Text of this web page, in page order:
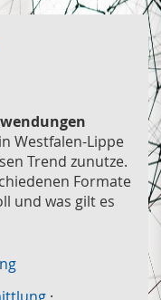
Westfalen-Lippe
Trend zunutze.
Formate
und was gilt es